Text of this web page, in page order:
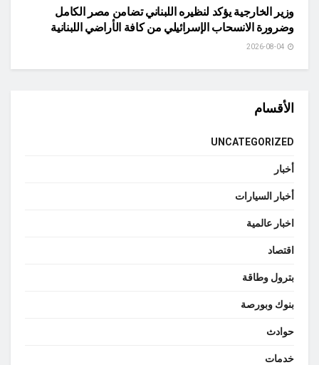
وزير الخارجية يؤكد لنظيره اللبناني تضامن مصر الكامل
وضرورة الانسحاب الإسرائيلي من كافة الأراضي اللبنانية
الأقسام
UNCATEGORIZED
أخبار
أخبار السيارات
اخبار عالمية
اقتصاد
بترول وطاقة
بنوك وبورصة
حوادث
خدمات